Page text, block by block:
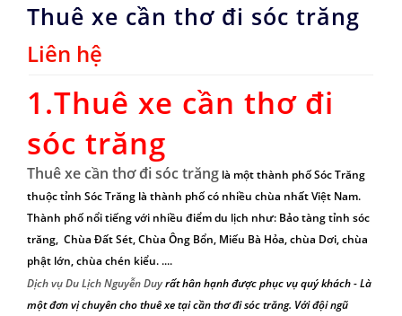
Thuê xe cần thơ đi sóc trăng
Liên hệ
1.Thuê xe cần thơ đi
sóc trăng
Thuê xe cần thơ đi sóc trăng là một thành phố Sóc Trăng
thuộc tỉnh Sóc Trăng là thành phố có nhiều chùa nhất Việt Nam.
Thành phố nổi tiếng với nhiều điểm du lịch như: Bảo tàng tỉnh sóc
trăng, Chùa Đất Sét, Chùa Ông Bổn, Miếu Bà Hỏa, chùa Dơi, chùa
phật lớn, chùa chén kiểu. ....
Dịch vụ Du Lịch Nguyễn Duyrất hân hạnh được phục vụ quý khách - Là
một đơn vị chuyêncho thuê xe tại cần thơ đi sóc trăng. Với đội ngũ